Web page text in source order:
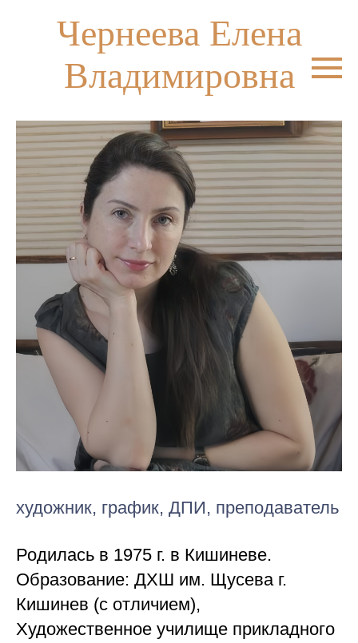
Чернеева Елена
Владимировна
художник, график, ДПИ, преподаватель
Родилась в 1975 г. в Кишиневе.
Образование: ДХШ им. Щусева г.
Кишинев (с отличием),
Художественное училище прикладного